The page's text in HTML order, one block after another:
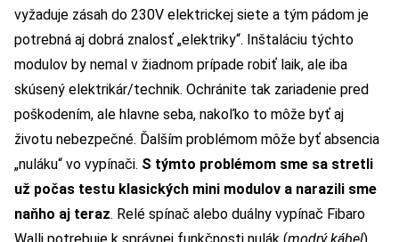
vyžaduje zásah do 230V elektrickej siete a tým pádom je
potrebná aj dobrá znalosť „elektriky“. Inštaláciu týchto
modulov by nemal v žiadnom prípade robiť laik, ale iba
skúsený elektrikár/technik. Ochránite tak zariadenie pred
poškodením, ale hlavne seba, nakoľko to môže byť aj
životu nebezpečné. Ďalším problémom môže byť absencia
„nuláku“ vo vypínači. S týmto problémom sme sa stretli
už počas testu klasických mini modulov a narazili sme
naňho aj teraz. Relé spínač alebo duálny vypínač Fibaro